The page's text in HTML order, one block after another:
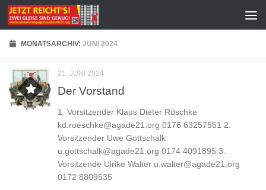
Zum Inhalt springen
MONATSARCHIV:JUNI 2024
21. JUNI 2024
Der Vorstand
1. Vorsitzender Klaus Dieter Röschke
kd.roeschke@agade21.org 0176 63257551 2.
Vorsitzender Uwe Gottschalk
u.gottschalk@agade21.org 0174 4091895 3.
Vorsitzende Ulrike Walter u.walter@agade21.org
0172 8809535